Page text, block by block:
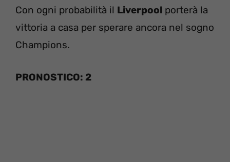
Con ogni probabilità il Liverpool porterà la
vittoria a casa per sperare ancora nel sogno
Champions.
PRONOSTICO: 2